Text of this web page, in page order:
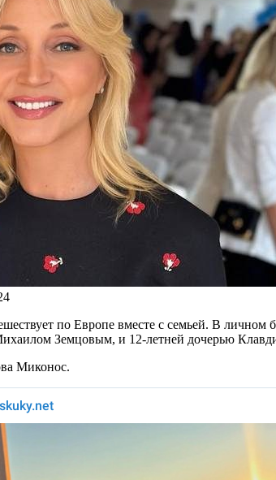
по Европе вместе с семьей. В личном
Земцовым, и 12-летней дочерью
Миконос.